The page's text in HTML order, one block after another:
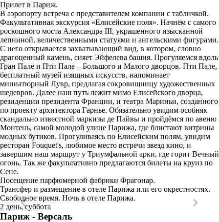
Прилет в Париж.
В аэропорту встреча с представителем компании c табличкой.
Факультативная экскурсия «Елисейские поля». Начнём с самого
роскошного моста Александра III, украшенного изысканной
лепниной, величественными статуями и ангельскими фигурами.
С него открывается захватывающий вид, в котором, словно
драгоценный камень, сияет Эйфелева башня. Прогуляемся вдоль
Гран Пале и Пти Пале – Большого и Малого дворцов. Пти Пале,
бесплатный музей изящных искусств, напоминает
миниатюрный Лувр, предлагая сокровищницу художественных
шедевров. Далее наш путь лежит мимо Елисейского дворца,
резиденции президента Франции, и театра Мариньи, созданного
по проекту архитектора Гарнье. Обязательно увидим особняк
скандально известной маркизы де Пайвы и пройдёмся по авеню
Монтень, самой молодой улице Парижа, где блистают витрины
модных бутиков. Прогуливаясь по Елисейским полям, увидим
ресторан Fouquet's, любимое место встречи звезд кино, и
завершим наш маршрут у Триумфальной арки, где горит Вечный
огонь. Так же факультативно предлагаются билеты на круиз по
Сене.
Посещение парфюмерной фабрики Фрагонар.
Трансфер и размещение в отеле Парижа или его окрестностях.
Свободное время. Ночь в отеле Парижа.
2 день, суббота
Париж - Версаль